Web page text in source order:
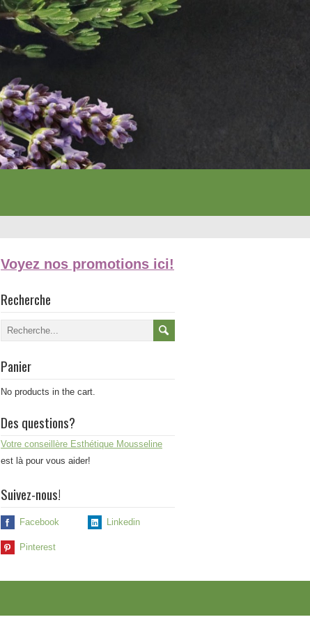
Voyez nos promotions ici!
Recherche
Panier
No products in the cart.
Des questions?
Votre conseillère Esthétique Mousseline
est là pour vous aider!
Suivez-nous!
Facebook Linkedin
Pinterest